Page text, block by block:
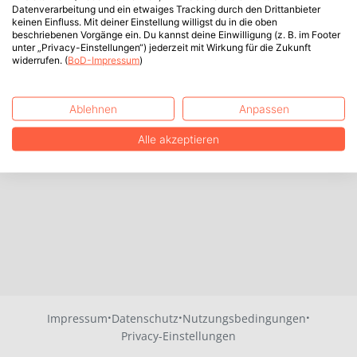
Impressum·Datenschutz·Nutzungsbedingungen·
Privacy-Einstellungen
Datenverarbeitung und ein etwaiges Tracking durch den Drittanbieter
keinen Einfluss. Mit deiner Einstellung willigst du in die oben
beschriebenen Vorgänge ein. Du kannst deine Einwilligung (z. B. im Footer
unter „Privacy-Einstellungen“) jederzeit mit Wirkung für die Zukunft
widerrufen. (BoD-Impressum)
Ablehnen Anpassen
Alle akzeptieren